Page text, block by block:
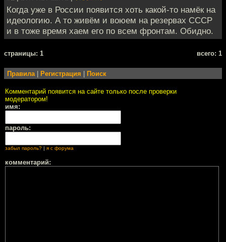
Когда уже в России появится хоть какой-то намёк на
идеологию. А то живём и воюем на резервах СССР
и в тоже время хаем его по всем фронтам. Обидно.
cтраницы: 1 всего: 1
Правила| Регистрация Поиск
Комментарий появится на сайте только после проверки
модератором!
имя:
пароль:
забыл пароль? я с форума
комментарий: